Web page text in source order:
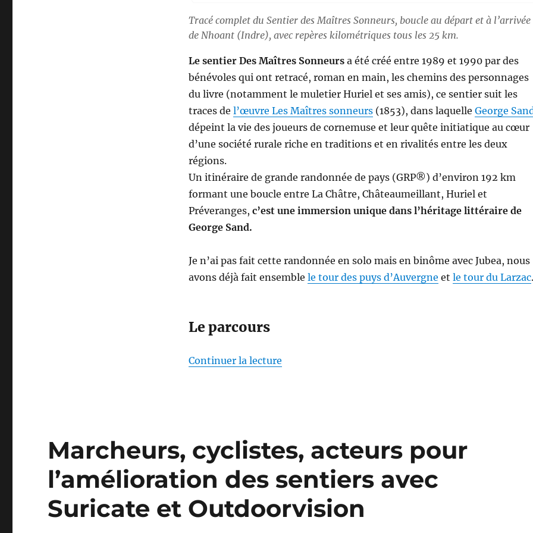
Tracé complet du Sentier des Maîtres Sonneurs, boucle au départ et à l’arrivée
de Nhoant (Indre), avec repères kilométriques tous les 25 km.
Le sentier Des Maîtres Sonneursa été créé entre 1989 et 1990 par des
bénévoles qui ont retracé, roman en main, les chemins des personnages
du livre (notamment le muletier Huriel et ses amis), ce sentier suit les
traces de l’œuvre Les Maîtres sonneurs(1853), dans laquelle George
dépeint la vie des joueurs de cornemuse et leur quête initiatique au cœur
d’une société rurale riche en traditions et en rivalités entre les deux
régions.
Un itinéraire de grande randonnée de pays (GRP®) d’environ 192 km
formant une boucle entre La Châtre, Châteaumeillant, Huriel et
Préveranges, c’est une immersion unique dans l’héritage littéraire de
George Sand.
Je n’ai pas fait cette randonnée en solo mais en binôme avec Jubea, nous
avons déjà fait ensemble le tour des puys d’Auvergne et le tour du Larzac.
Le parcours
Continuer la lecturede « S26E04 – Randonner sur les Pas des Maîtres
Marcheurs, cyclistes, acteurs pour
l’amélioration des sentiers avec
Suricate et Outdoorvision